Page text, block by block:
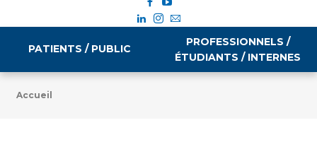
PATIENTS / PUBLIC
PROFESSIONNELS /
ÉTUDIANTS / INTERNES
Accueil